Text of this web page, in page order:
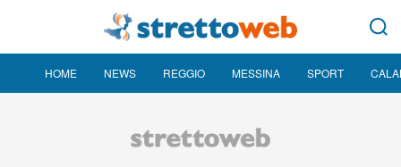
HOME NEWS REGGIO MESSINA SPORT